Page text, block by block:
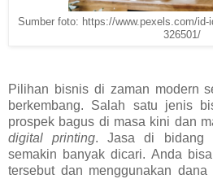
Sumber foto: https://www.pexels.com/id-
326501/
Pilihan bisnis di zaman modern
berkembang. Salah satu jenis
prospek bagus di masa kini dan
digital printing. Jasa di bidang
semakin banyak dicari. Anda
tersebut dan menggunakan